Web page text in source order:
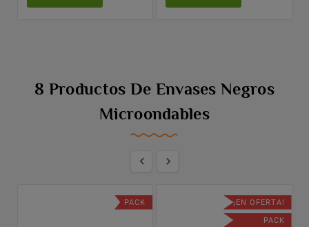
8 Productos De Envases Negros
Microondables
 
PACK
¡EN OFERTA!
PACK